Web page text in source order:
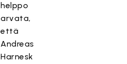
helppo
arvata,
että
Andreas
Harnesk